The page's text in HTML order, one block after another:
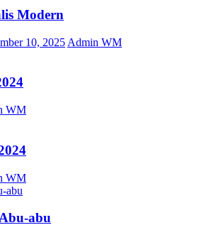
Modern
10, 2025 Admin WM
WM
WM
abu